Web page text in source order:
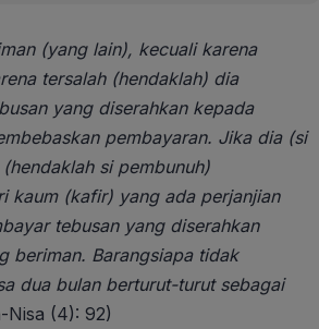
(yang lain), kecuali karena
tersalah (hendaklah) dia
yang diserahkan kepada
pembayaran. Jika dia (si
si pembunuh)
kaum (kafir) yang ada perjanjian
tebusan yang diserahkan
beriman. Barangsiapa tidak
dua bulan berturut-turut sebagai
(4): 92)